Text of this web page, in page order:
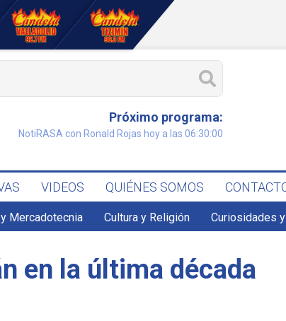
Próximo programa:
NotiRASA con Ronald Rojas hoy a las 06:30:00
VIDEOS QUIÉNES SOMOS
Mercadotecnia Cultura y Religión Curiosidades
en la última década